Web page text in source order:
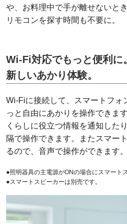
や、お料理中で手が離せないと
リモコンを探す時間も不要に。
Wi-Fi対応でもっと便利に
新しいあかり体験。
Wi-Fiに接続して、スマートフォ
っと自由にあかりを操作できま
くらしに役立つ情報を通知した
隔で操作できます。またスマー
るので、音声で操作ができます。
●照明器具の主電源がONの場合にスマート
●スマートスピーカーは別売です。